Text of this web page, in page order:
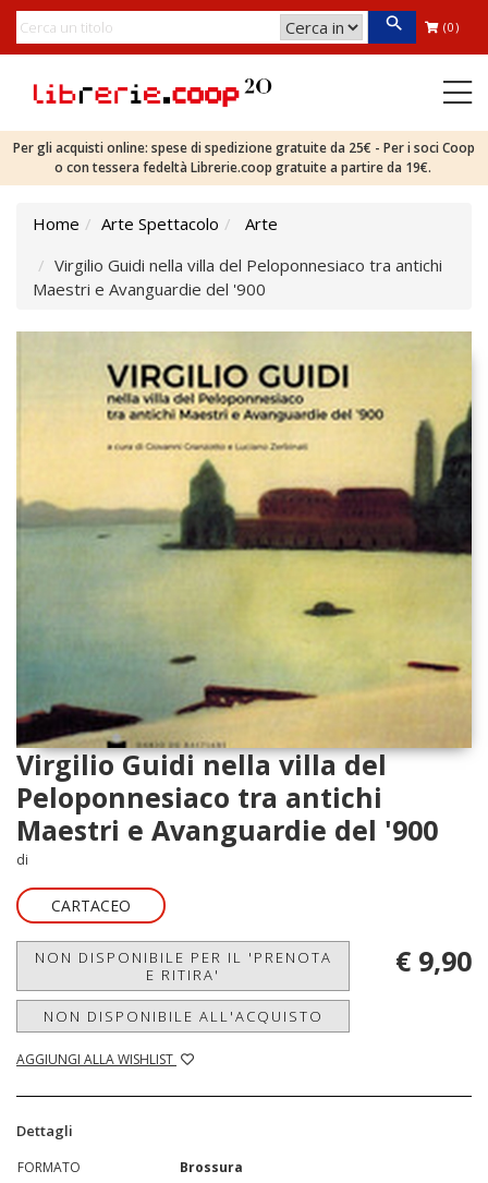
(0)
Per gli acquisti online: spese di spedizione gratuite da 25€ - Per i soci Coop
o con tessera fedeltà Librerie.coop gratuite a partire da 19€.
Home Arte Spettacolo
Arte
Virgilio Guidi nella villa del Peloponnesiaco tra antichi
Maestri e Avanguardie del '900
Virgilio Guidi nella villa del
Peloponnesiaco tra antichi
Maestri e Avanguardie del '900
di
CARTACEO
NON DISPONIBILE PER IL 'PRENOTA
E RITIRA'
NON DISPONIBILE ALL'ACQUISTO
AGGIUNGI ALLA WISHLIST
€ 9,90
Dettagli
FORMATO
Brossura